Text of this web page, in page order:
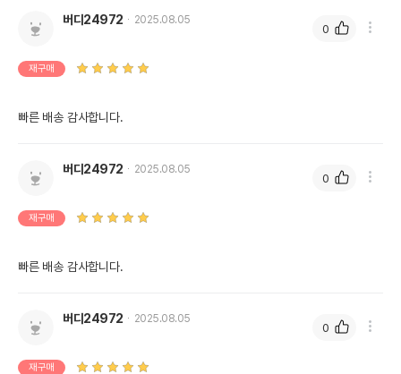
버디24972 2025.08.05
재구매
빠른 배송 감사합니다.
0
버디24972 2025.08.05
재구매
빠른 배송 감사합니다.
0
버디24972 2025.08.05
재구매
0